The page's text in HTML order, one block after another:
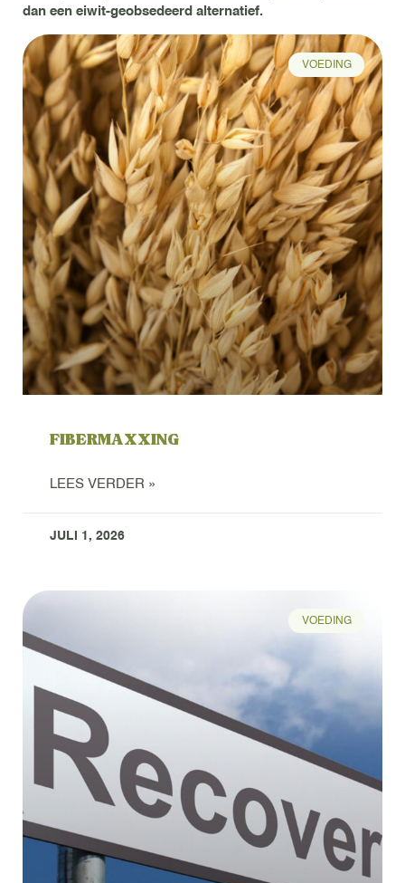
dan een eiwit-geobsedeerd alternatief.
VOEDING
FIBERMAXXING
LEES VERDER »
JULI 1, 2026
VOEDING